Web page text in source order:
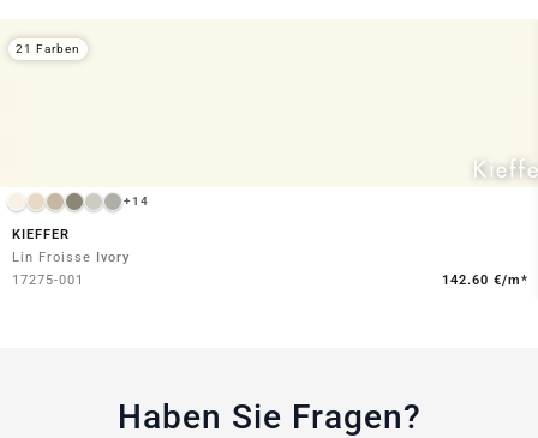
+14
KIEFFER
Lin Froisse
Ivory
17275-001
142.60 €/m*
21 Farben
Haben Sie Fragen?